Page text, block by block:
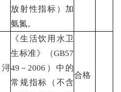
放射性指标）加
氨氮。
《生活饮用水卫
生标准》（GB57
49－2006）中的
常规指标（不含
合格